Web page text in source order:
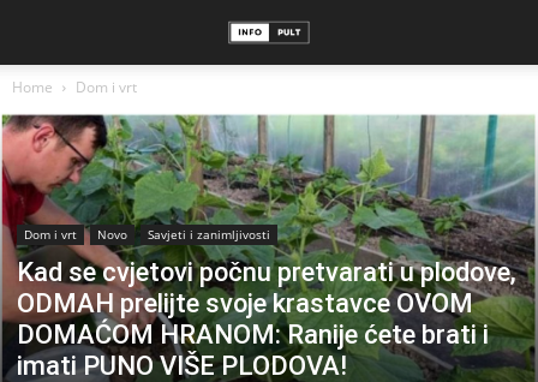
Home Dom i vrt
Dom i vrt Novo Savjeti i zanimljivosti
Kad se cvjetovi počnu pretvarati u plodove,
ODMAH prelijte svoje krastavce OVOM
DOMAĆOM HRANOM: Ranije ćete brati i
imati PUNO VIŠE PLODOVA!